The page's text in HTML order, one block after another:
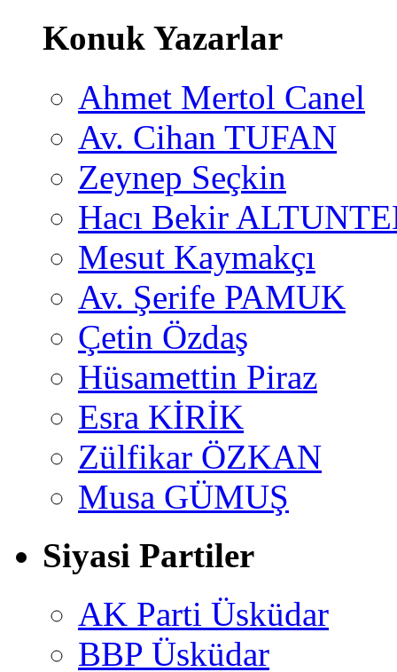
Konuk Yazarlar
Ahmet Mertol Canel
Av. Cihan TUFAN
Zeynep Seçkin
Hacı Bekir
Mesut Kaymakçı
Av. Şerife PAMUK
Çetin Özdaş
Hüsamettin Piraz
Esra KİRİK
Zülfikar ÖZKAN
Musa GÜMUŞ
Siyasi Partiler
AK Parti Üsküdar
BBP Üsküdar